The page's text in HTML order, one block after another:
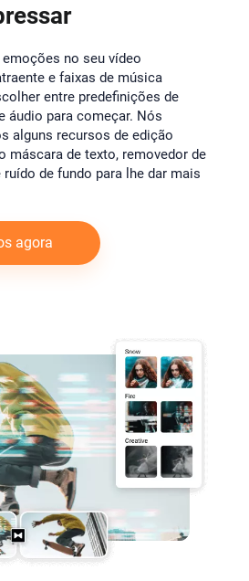
no seu vídeo
e faixas de música
entre predefinições de
áudio para começar. Nós
alguns recursos de edição
máscara de texto, removedor de
de fundo para lhe dar mais
agora